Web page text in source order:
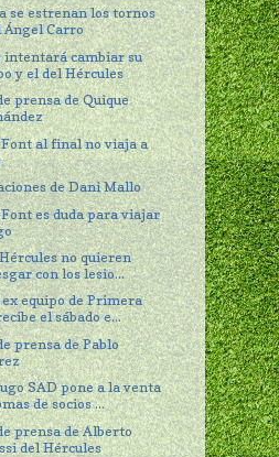
se estrenan los tornos
Ángel Carro
intentará cambiar su
y el del Hércules
prensa de Quique
al final no viaja a
de Dani Mallo
es duda para viajar
no quieren
con los lesio...
ex equipo de Primera
el sábado e...
prensa de Pablo
SAD pone a la venta
de socios ...
prensa de Alberto
del Hércules